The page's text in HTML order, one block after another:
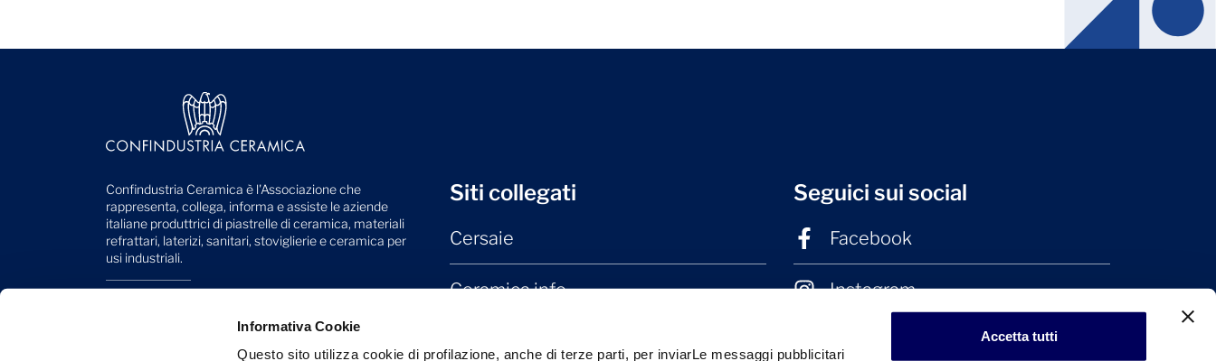
Informativa Cookie
Questo sito utilizza cookie di profilazione, anche di terze parti, per inviarLe messaggi pubblicitari
Accetta tutti
Confindustria Ceramica è l'Associazione che
rappresenta, collega, informa e assiste le aziende
italiane produttrici di piastrelle di ceramica, materiali
refrattari, laterizi, sanitari, stoviglierie e ceramica per
usi industriali.
41049 Sassuolo (MO) - Italy
Siti collegati
Cersaie
Ceramica.info
Seguici sui social
Facebook
Instagram